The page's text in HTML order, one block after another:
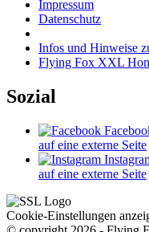
Impressum
Datenschutz
Infos und Hinweise
Flying Fox XXL
Sozial
auf eine externe Seite
auf eine externe Seite
Cookie-Einstellungen